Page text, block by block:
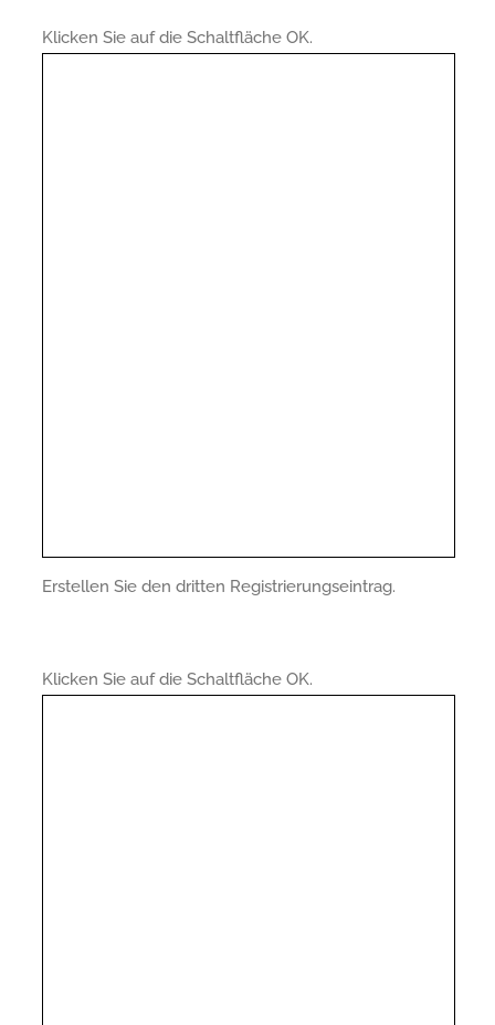
Klicken Sie auf die Schaltfläche OK.
Erstellen Sie den dritten Registrierungseintrag.
Klicken Sie auf die Schaltfläche OK.